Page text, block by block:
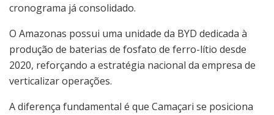
cronograma já consolidado.
O Amazonas possui uma unidade da BYD dedicada à
produção de baterias de fosfato de ferro-lítio desde
2020, reforçando a estratégia nacional da empresa de
verticalizar operações.
A diferença fundamental é que Camaçari se posiciona